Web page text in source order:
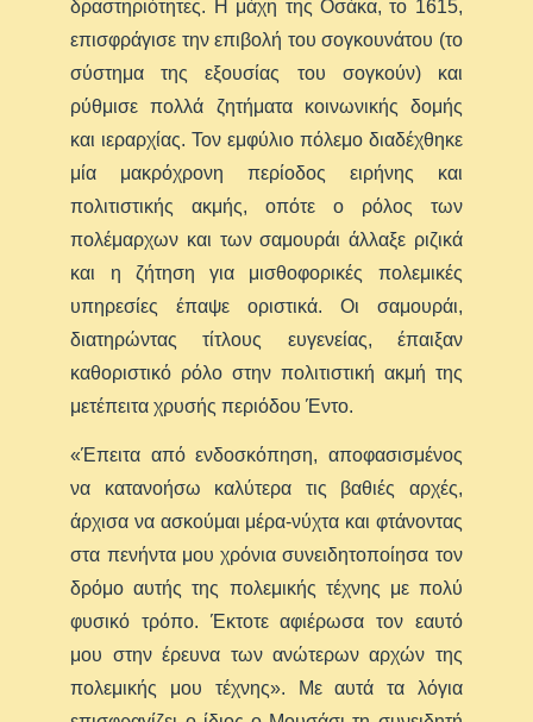
δραστηριότητες. Η μάχη της Οσάκα, το 1615,
επισφράγισε την επιβολή του σογκουνάτου (το
σύστημα της εξουσίας του σογκούν) και
ρύθμισε πολλά ζητήματα κοινωνικής δομής
και ιεραρχίας. Τον εμφύλιο πόλεμο διαδέχθηκε
μία μακρόχρονη περίοδος ειρήνης και
πολιτιστικής ακμής, οπότε ο ρόλος των
πολέμαρχων και των σαμουράι άλλαξε ριζικά
και η ζήτηση για μισθοφορικές πολεμικές
υπηρεσίες έπαψε οριστικά. Οι σαμουράι,
διατηρώντας τίτλους ευγενείας, έπαιξαν
καθοριστικό ρόλο στην πολιτιστική ακμή της
μετέπειτα χρυσής περιόδου Έντο.
«Έπειτα από ενδοσκόπηση, αποφασισμένος
να κατανοήσω καλύτερα τις βαθιές αρχές,
άρχισα να ασκούμαι μέρα-νύχτα και φτάνοντας
στα πενήντα μου χρόνια συνειδητοποίησα τον
δρόμο αυτής της πολεμικής τέχνης με πολύ
φυσικό τρόπο. Έκτοτε αφιέρωσα τον εαυτό
μου στην έρευνα των ανώτερων αρχών της
πολεμικής μου τέχνης». Με αυτά τα λόγια